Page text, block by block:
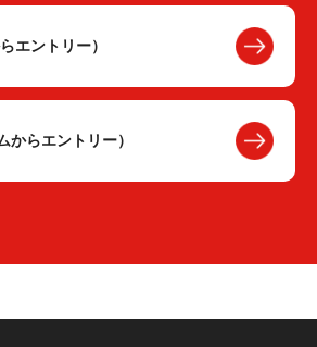
エントリー）
からエントリー）